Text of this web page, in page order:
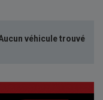
véhicule trouvé